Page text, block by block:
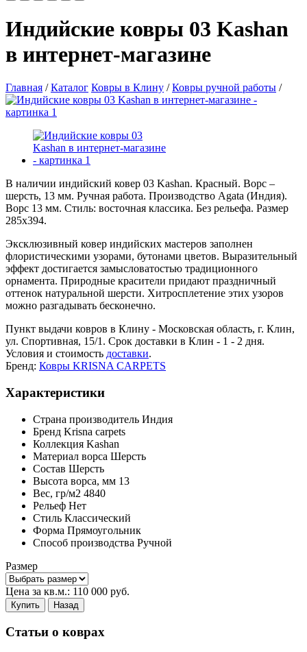
Индийские ковры 03 Kashan
в интернет-магазине
Главная / Каталог Ковры в Клину / Ковры ручной работы /
В наличии индийский ковер 03 Kashan. Красный. Ворс –
шерсть, 13 мм. Ручная работа. Производство Agata (Индия).
Ворс 13 мм. Стиль: восточная классика. Без рельефа. Размер
285х394.
Эксклюзивный ковер индийских мастеров заполнен
флористическими узорами, бутонами цветов. Выразительный
эффект достигается замысловатостью традиционного
орнамента. Природные красители придают праздничный
оттенок натуральной шерсти. Хитросплетение этих узоров
можно разгадывать бесконечно.
Пункт выдачи ковров в Клину - Московская область, г. Клин,
ул. Спортивная, 15/1. Срок доставки в Клин - 1 - 2 дня.
Условия и стоимость доставки.
Бренд: Ковры KRISNA CARPETS
Характеристики
Страна производитель Индия
Бренд Krisna carpets
Коллекция Kashan
Материал ворса Шерсть
Состав Шерсть
Высота ворса, мм 13
Вес, гр/м2 4840
Рельеф Нет
Стиль Классический
Форма Прямоугольник
Способ производства Ручной
Размер
Цена за кв.м.: 110 000 руб.
Купить Назад
Статьи о коврах